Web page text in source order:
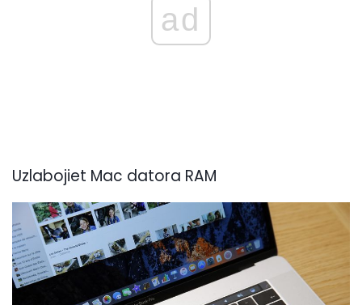
ad
Uzlabojiet Mac datora RAM